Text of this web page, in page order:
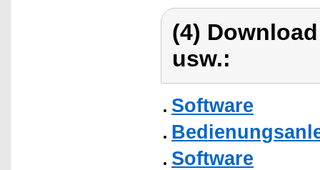
(4)
usw.:
Software
Software